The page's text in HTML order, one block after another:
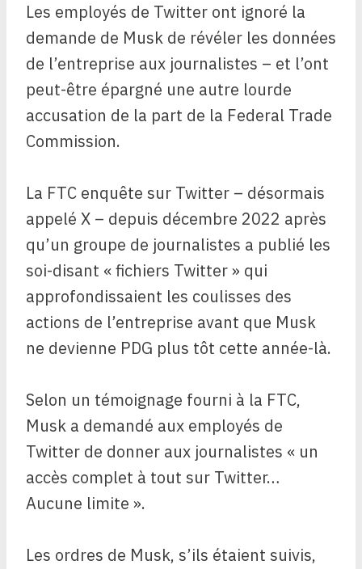
Les employés de Twitter ont ignoré la
demande de Musk de révéler les données
de l’entreprise aux journalistes – et l’ont
peut-être épargné une autre lourde
accusation de la part de la Federal Trade
Commission.
La FTC enquête sur Twitter – désormais
appelé X – depuis décembre 2022 après
qu’un groupe de journalistes a publié les
soi-disant « fichiers Twitter » qui
approfondissaient les coulisses des
actions de l’entreprise avant que Musk
ne devienne PDG plus tôt cette année-là.
Selon un témoignage fourni à la FTC,
Musk a demandé aux employés de
Twitter de donner aux journalistes « un
accès complet à tout sur Twitter…
Aucune limite ».
Les ordres de Musk, s’ils étaient suivis,